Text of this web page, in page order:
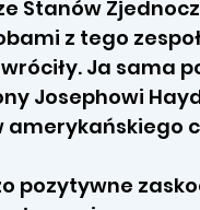
Stanów
z tego
Ja sama
Josephowi
amerykańskiego
pozytywne